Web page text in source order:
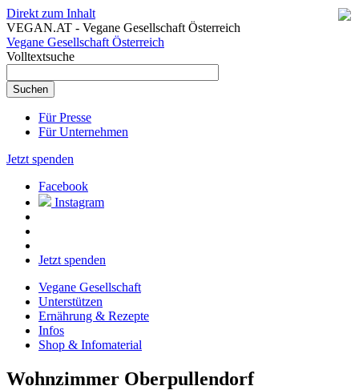
Direkt zum Inhalt
VEGAN.AT - Vegane Gesellschaft Österreich
Vegane Gesellschaft Österreich
Volltextsuche
Für Presse
Für Unternehmen
Jetzt spenden
Facebook
Instagram
Jetzt spenden
Vegane Gesellschaft
Unterstützen
Ernährung & Rezepte
Infos
Shop & Infomaterial
Wohnzimmer Oberpullendorf